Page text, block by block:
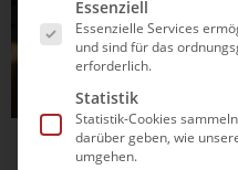
15:27
Essenziell
Essenzielle Services
und sind für das
erforderlich.
Statistik
Statistik-Cookies
darüber geben, wie
umgehen.